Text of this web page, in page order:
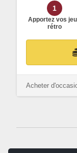
1
Apportez vos
rétro
Acheter